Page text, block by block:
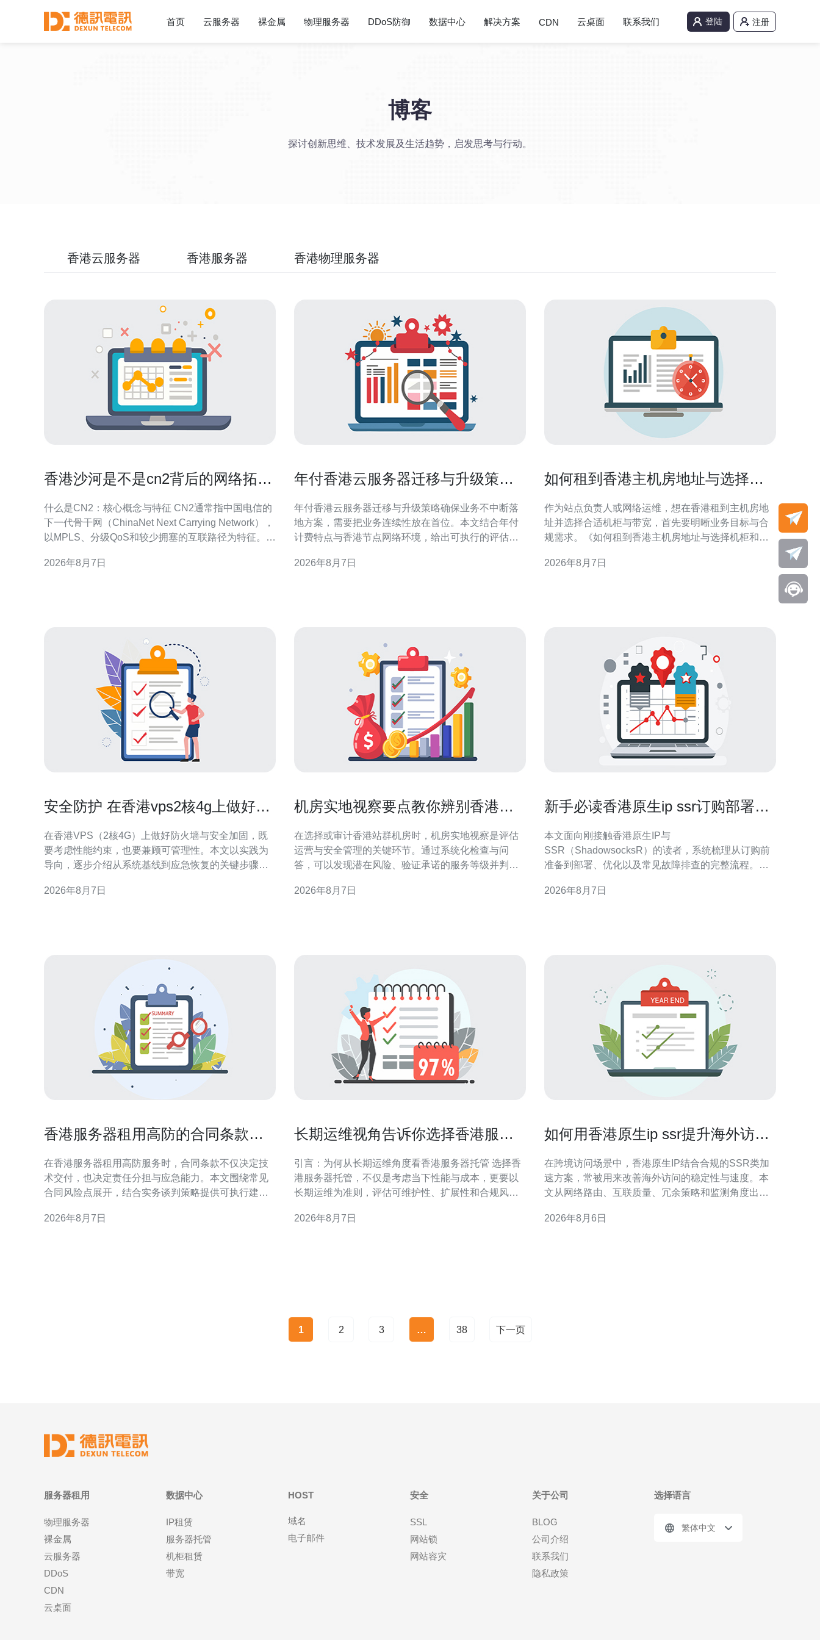
首页 云服务器 裸金属 物理服务器 DDoS防御 数据中心 解决方案 CDN 云桌面 联系我们 登陆 注册
博客
探讨创新思维、技术发展及生活趋势，启发思考与行动。
香港云服务器 香港服务器 香港物理服务器
香港沙河是不是cn2背后的网络拓扑
什么是CN2：核心概念与特征 CN2通常指中国电信的
下一代骨干网（ChinaNet Next Carrying Network），
以MPLS、分级QoS和较少拥塞的互联路径为特征。
常见表现为BGP策略、专属光缆通道和流量工程策略
2026年8月7日
年付香港云服务器迁移与升级策略
年付香港云服务器迁移与升级策略确保业务不中断落
地方案，需要把业务连续性放在首位。本文结合年付
计费特点与香港节点网络环境，给出可执行的评估、
机或最小影响下完成落地。 迁移前评估与规划 迁移前
2026年8月7日
如何租到香港主机房地址与选择机
作为站点负责人或网络运维，想在香港租到主机房地
址并选择合适机柜与带宽，首先要明晰业务目标与合
规需求。《如何租到香港主机房地址与选择机柜和带
性能、成本与合规性，便于后续谈判与部署。 为什么
2026年8月7日
安全防护 在香港vps2核4g上做好防
在香港VPS（2核4G）上做好防火墙与安全加固，既
要考虑性能约束，也要兼顾可管理性。本文以实践为
导向，逐步介绍从系统基线到应急恢复的关键步骤，
系。 了解威胁面与资源限制 首先评估香港VPS 2核4G
2026年8月7日
机房实地视察要点教你辨别香港站
在选择或审计香港站群机房时，机房实地视察是评估
运营与安全管理的关键环节。通过系统化检查与问
答，可以发现潜在风险、验证承诺的服务等级并判断
机房 文件与宣称无法替代现场观察。机房实地视察可
2026年8月7日
新手必读香港原生ip ssr订购部署到
本文面向刚接触香港原生IP与
SSR（ShadowsocksR）的读者，系统梳理从订购前
准备到部署、优化以及常见故障排查的完整流程。文
稳定运行。 为何选择香港原生IP 优势概述 香港原生IP
2026年8月7日
香港服务器租用高防的合同条款风
在香港服务器租用高防服务时，合同条款不仅决定技
术交付，也决定责任分担与应急能力。本文围绕常见
合同风险点展开，结合实务谈判策略提供可执行建
业务中断的可能性。 合同风险概述：为何聚焦高防条
2026年8月7日
长期运维视角告诉你选择香港服务
引言：为何从长期运维角度看香港服务器托管 选择香
港服务器托管，不仅是考虑当下性能与成本，更要以
长期运维为准则，评估可维护性、扩展性和合规风
本，确保业务稳定与用户体验。 长期价值：香港节点
2026年8月7日
如何用香港原生ip ssr提升海外访问
在跨境访问场景中，香港原生IP结合合规的SSR类加
速方案，常被用来改善海外访问的稳定性与速度。本
文从网络路由、互联质量、冗余策略和监测角度出
在合法合规前提下优化访问体验。 为什么选择香港原
2026年8月6日
1 2 3 … 38 下一页
服务器租用
物理服务器
裸金属
云服务器
DDoS
CDN
云桌面
数据中心
IP租赁
服务器托管
机柜租赁
带宽
HOST
域名
电子邮件
安全
SSL
网站锁
网站容灾
关于公司
BLOG
公司介绍
联系我们
隐私政策
选择语言
繁体中文